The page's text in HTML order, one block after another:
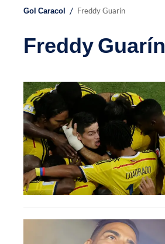
Gol Caracol / Freddy Guarín
Freddy Guarín